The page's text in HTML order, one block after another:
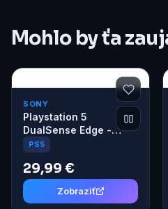
Mohlo by ťa
SONY
Playstation 5
DualSense Edge -
Replaceable Stick
modules
PS5
29,99 €
Zobraziť